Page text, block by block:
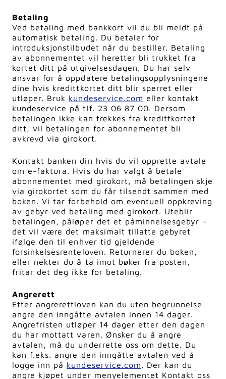
Betaling
Ved betaling med bankkort vil du bli meldt på
automatisk betaling. Du betaler for
introduksjonstilbudet når du bestiller. Betaling
av abonnementet vil heretter bli trukket fra
kortet ditt på utgivelsesdagen. Du har selv
ansvar for å oppdatere betalingsopplysningene
dine hvis kredittkortet ditt blir sperret eller
utløper. Bruk kundeservice.com eller kontakt
kundeservice på tlf. 23 06 87 00. Dersom
betalingen ikke kan trekkes fra kredittkortet
ditt, vil betalingen for abonnementet bli
avkrevd via girokort.
Kontakt banken din hvis du vil opprette avtale
om e-faktura. Hvis du har valgt å betale
abonnementet med girokort, må betalingen skje
via girokortet som du får tilsendt sammen med
boken. Vi tar forbehold om eventuell oppkreving
av gebyr ved betaling med girokort. Uteblir
betalingen, påløper det et påminnelsesgebyr –
det vil være det maksimalt tillatte gebyret
ifølge den til enhver tid gjeldende
forsinkelsesrenteloven. Returnerer du boken,
eller nekter du å ta imot bøker fra posten,
fritar det deg ikke for betaling.
Angrerett
Etter angrerettloven kan du uten begrunnelse
angre den inngåtte avtalen innen 14 dager.
Angrefristen utløper 14 dager etter den dagen
du har mottatt varen. Ønsker du å angre
avtalen, må du underrette oss om dette. Du
kan f.eks. angre den inngåtte avtalen ved å
logge inn på kundeservice.com. Der kan du
angre kjøpet under menyelementet Kontakt oss